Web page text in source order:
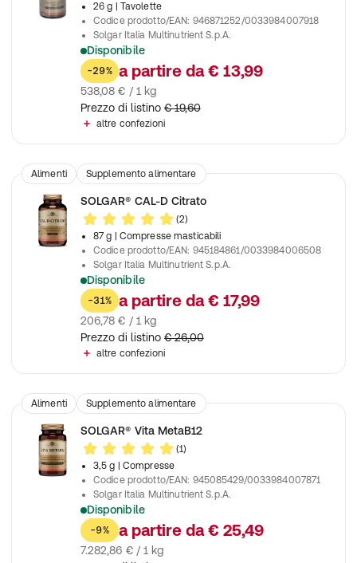
26 g
| Tavolette
Codice prodotto/EAN: 946871252/0033984007918
Solgar Italia Multinutrient S.p.A.
Disponibile
Favorisce la normale funzione del sistema immunitario
-29% a partire da € 13,99
538,08 € / 1 kg
Prezzo di listino € 19,60
altre confezioni
Alimenti Supplemento alimentare
SOLGAR® CAL-D Citrato
(2)
87 g
| Compresse masticabili
Codice prodotto/EAN: 945184861/0033984006508
Solgar Italia Multinutrient S.p.A.
Disponibile
Favorisce l'assorbimento di calcio utile per denti e ossa
-31% a partire da € 17,99
206,78 € / 1 kg
Prezzo di listino € 26,00
altre confezioni
Alimenti Supplemento alimentare
SOLGAR® Vita MetaB12
(1)
3,5 g
| Compresse
Codice prodotto/EAN: 945085429/0033984007871
Solgar Italia Multinutrient S.p.A.
Disponibile
Contribuisce alla normale formazione dei globuli rossi
-9% a partire da € 25,49
7.282,86 € / 1 kg